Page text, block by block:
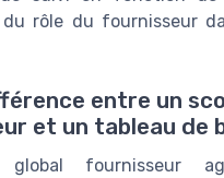
rôle du fournisseur
entre un
et un tableau de
fournisseur